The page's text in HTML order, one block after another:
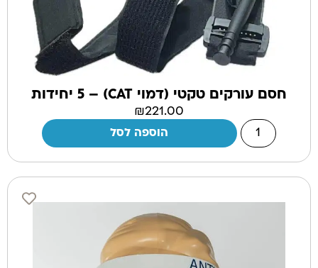
חסם עורקים טקטי (דמוי CAT) – 5 יחידות
₪221.00
הוספה לסל